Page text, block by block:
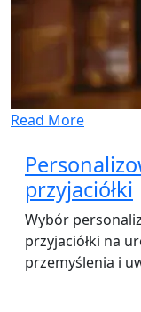
Read More
przyjaciółki
Wybór
przyjaciółki na
przemyślenia i